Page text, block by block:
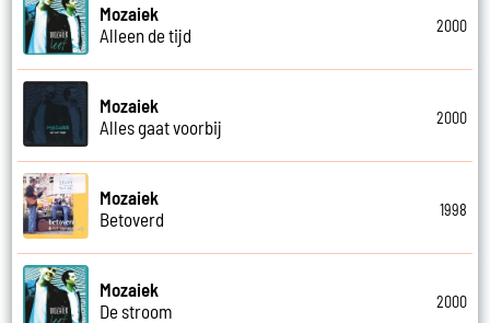
Mozaiek
Alleen de tijd
2000
Mozaiek
Alles gaat voorbij
2000
Mozaiek
Betoverd
1998
Mozaiek
De stroom
2000